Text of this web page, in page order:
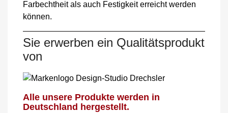
Farbechtheit als auch Festigkeit erreicht werden
können.
Sie erwerben ein Qualitätsprodukt
von
Alle unsere Produkte werden in
Deutschland hergestellt.